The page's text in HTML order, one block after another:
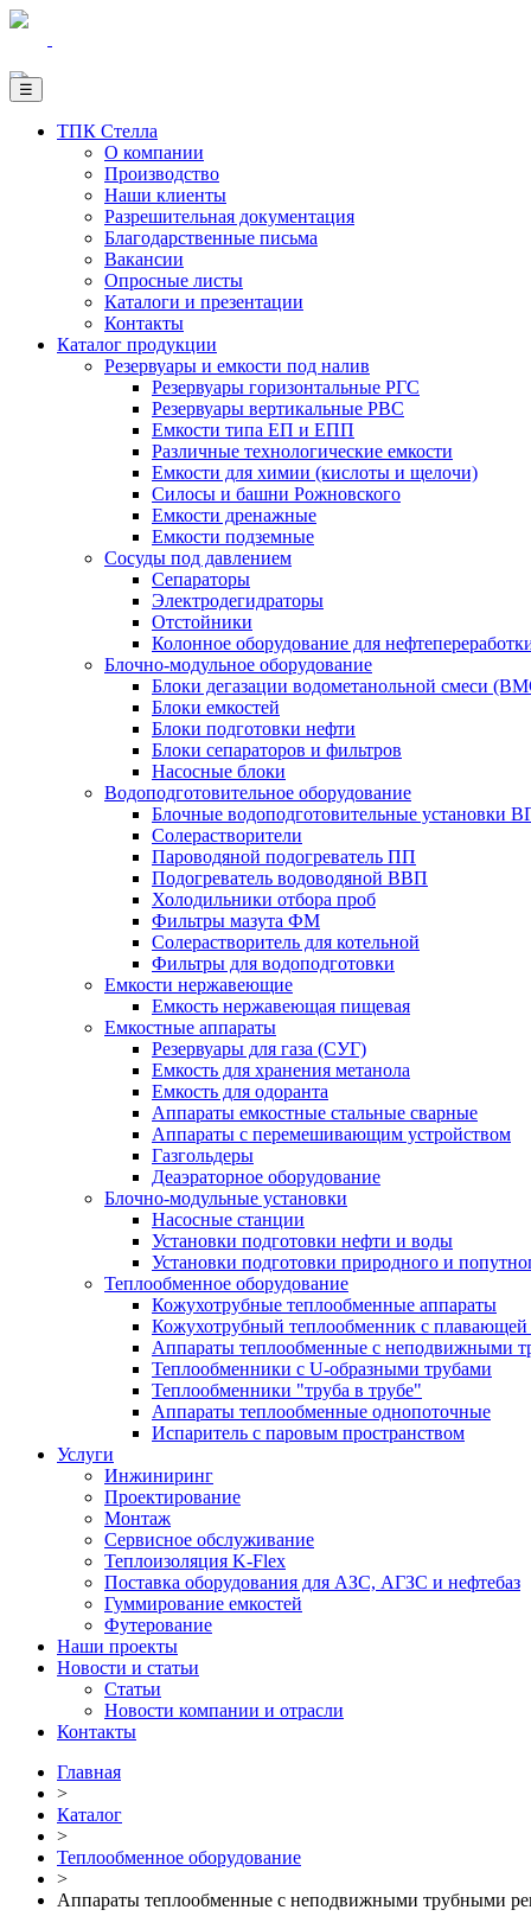
☰
ТПК Стелла
О компании
Производство
Наши клиенты
Разрешительная документация
Благодарственные письма
Вакансии
Опросные листы
Каталоги и презентации
Контакты
Каталог продукции
Резервуары и емкости под налив
Резервуары горизонтальные РГС
Резервуары вертикальные РВС
Емкости типа ЕП и ЕПП
Различные технологические емкости
Емкости для химии (кислоты и щелочи)
Силосы и башни Рожновского
Емкости дренажные
Емкости подземные
Сосуды под давлением
Сепараторы
Электродегидраторы
Отстойники
Колонное оборудование для
Блочно-модульное оборудование
Блоки дегазации водометанольной смеси
Блоки емкостей
Блоки подготовки нефти
Блоки сепараторов и фильтров
Насосные блоки
Водоподготовительное оборудование
Блочные водоподготовительные установки
Солерастворители
Пароводяной подогреватель ПП
Подогреватель водоводяной ВВП
Холодильники отбора проб
Фильтры мазута ФМ
Солерастворитель для котельной
Фильтры для водоподготовки
Емкости нержавеющие
Емкость нержавеющая пищевая
Емкостные аппараты
Резервуары для газа (СУГ)
Емкость для хранения метанола
Емкость для одоранта
Аппараты емкостные стальные сварные
Аппараты с перемешивающим устройством
Газгольдеры
Деаэраторное оборудование
Блочно-модульные установки
Насосные станции
Установки подготовки нефти и воды
Установки подготовки природного и
Теплообменное оборудование
Кожухотрубные теплообменные аппараты
Кожухотрубный теплообменник с плавающей
Аппараты теплообменные с неподвижными
Теплообменники с U-образными трубами
Теплообменники "труба в трубе"
Аппараты теплообменные однопоточные
Испаритель с паровым пространством
Услуги
Инжиниринг
Проектирование
Монтаж
Сервисное обслуживание
Теплоизоляция K-Flex
Поставка оборудования для АЗС, АГЗС и нефтебаз
Гуммирование емкостей
Футерование
Наши проекты
Новости и статьи
Статьи
Новости компании и отрасли
Контакты
Главная
>
Каталог
>
Теплообменное оборудование
>
Аппараты теплообменные с неподвижными трубными